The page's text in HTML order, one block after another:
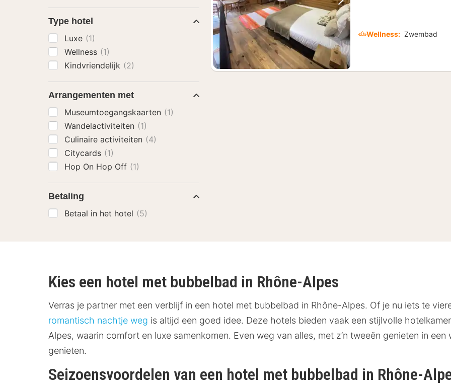
Vorige foto Volgende foto
Wellness: Zwembad
Type hotel
Luxe (1)
Wellness (1)
Kindvriendelijk (2)
Arrangementen met
Museumtoegangskaarten (1)
Wandelactiviteiten (1)
Culinaire activiteiten (4)
Citycards (1)
Hop On Hop Off (1)
Betaling
Betaal in het hotel (5)
Kies een hotel met bubbelbad in Rhône-Alpes
Verras je partner met een verblijf in een hotel met bubbelbad in Rhône-Alpes. Of je nu iets te
romantisch nachtje weg is altijd een goed idee. Deze hotels bieden vaak een stijlvolle
Alpes, waarin comfort en luxe samenkomen. Even weg van alles, met z’n tweeën genieten in
genieten.
Seizoensvoordelen van een hotel met bubbelbad in Rhône-